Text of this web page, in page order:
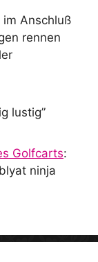
im Anschluß
rennen
lustig”
Golfcarts:
ninja